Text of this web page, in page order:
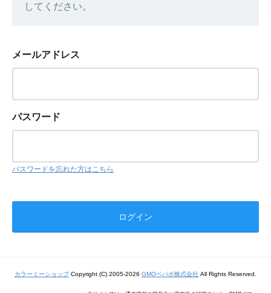
してください。
メールアドレス
パスワード
パスワードを忘れた方はこちら
カラーミーショップCopyright (C) 2005-2026 GMOペパボ株式会社 All Rights Reserved.